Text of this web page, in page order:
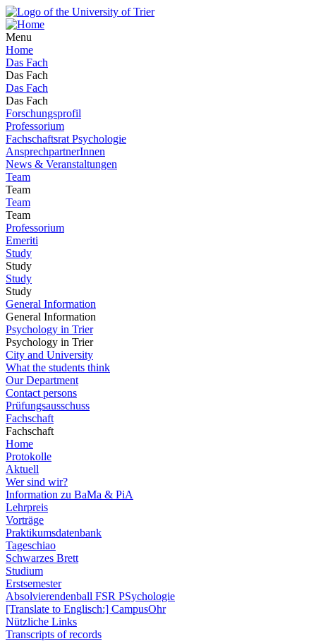
Menu
Home
Das Fach
Das Fach
Das Fach
Das Fach
Forschungsprofil
Professorium
Fachschaftsrat Psychologie
AnsprechpartnerInnen
News & Veranstaltungen
Team
Team
Team
Team
Professorium
Emeriti
Study
Study
Study
Study
General Information
General Information
Psychology in Trier
Psychology in Trier
City and University
What the students think
Our Department
Contact persons
Prüfungsausschuss
Fachschaft
Fachschaft
Home
Protokolle
Aktuell
Wer sind wir?
Information zu BaMa & PiA
Lehrpreis
Vorträge
Praktikumsdatenbank
Tageschiao
Schwarzes Brett
Studium
Erstsemester
Absolvierendenball FSR PSychologie
[Translate to Englisch:] CampusOhr
Nützliche Links
Transcripts of records